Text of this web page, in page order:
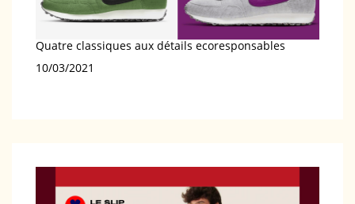
Quatre classiques aux détails ecoresponsables
Date
10/03/2021